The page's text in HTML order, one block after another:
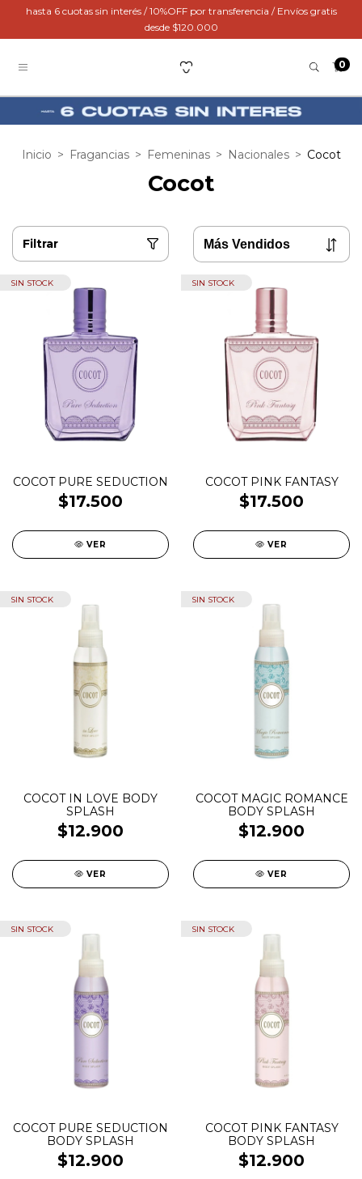
hasta 6 cuotas sin interés / 10%OFF por transferencia / Envíos gratis
desde $120.000
0
Inicio > Fragancias > Femeninas > Nacionales > Cocot
Cocot
Filtrar
SIN STOCK
COCOT PURE SEDUCTION
$17.500
VER
SIN STOCK
COCOT PINK FANTASY
$17.500
VER
SIN STOCK
COCOT IN LOVE BODY
SPLASH
$12.900
VER
SIN STOCK
COCOT MAGIC ROMANCE
BODY SPLASH
$12.900
VER
SIN STOCK
COCOT PURE SEDUCTION
BODY SPLASH
$12.900
SIN STOCK
COCOT PINK FANTASY
BODY SPLASH
$12.900